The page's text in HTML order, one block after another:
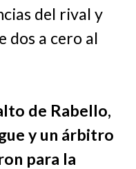
del rival y
dos a cero al
de Rabello,
y un árbitro
para la